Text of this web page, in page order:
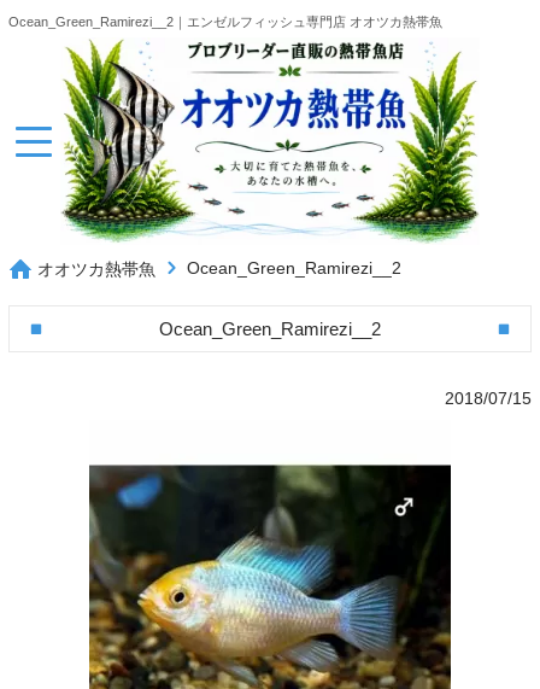
Ocean_Green_Ramirezi__2｜エンゼルフィッシュ専門店 オオツカ熱帯魚
オオツカ熱帯魚 Ocean_Green_Ramirezi__2
Ocean_Green_Ramirezi__2
2018/07/15